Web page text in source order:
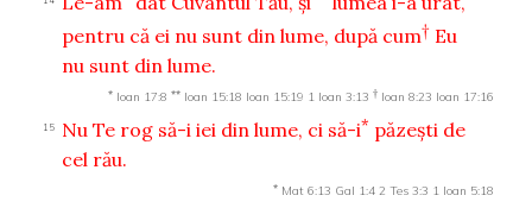
pentru că ei nu sunt din lume, după cum† Eu
nu sunt din lume.
* Ioan 17:8 ** Ioan 15:18 Ioan 15:19 1 Ioan 3:13 † Ioan 8:23 Ioan 17:16
15 Nu Te rog să-i iei din lume, ci să-i* păzeşti de
cel rău.
* Mat 6:13 Gal 1:4 2 Tes 3:3 1 Ioan 5:18